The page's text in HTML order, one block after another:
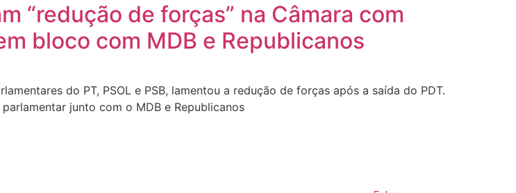
“redução de forças” na Câmara com
bloco com MDB e Republicanos
do PT, PSOL e PSB, lamentou a redução de forças após a saída do PDT.
junto com o MDB e Republicanos